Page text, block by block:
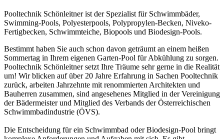
Pooltechnik Schönleitner ist der Spezialist für Schwimmbäder,
Swimming-Pools, Polyesterpools, Polypropylen-Becken, Niveko-
Fertigbecken, Schwimmteiche, Biopools und Biodesign-Pools.
Bestimmt haben Sie auch schon davon geträumt an einem heißen
Sommertag in Ihrem eigenen Garten-Pool für Abkühlung zu sorgen.
Pooltechnik Schönleitner setzt Ihre Träume sehr gerne in die Realität
um! Wir blicken auf über 20 Jahre Erfahrung in Sachen Pooltechnik
zurück, arbeiten Jahrzehnte mit renommierten Architekten und
Bauherren zusammen, sind angesehenes Mitglied in der Vereinigung
der Bädermeister und Mitglied des Verbands der Österreichischen
Schwimmbadindustrie (ÖVS).
Die Entscheidung für ein Schwimmbad oder Biodesign-Pool bringt